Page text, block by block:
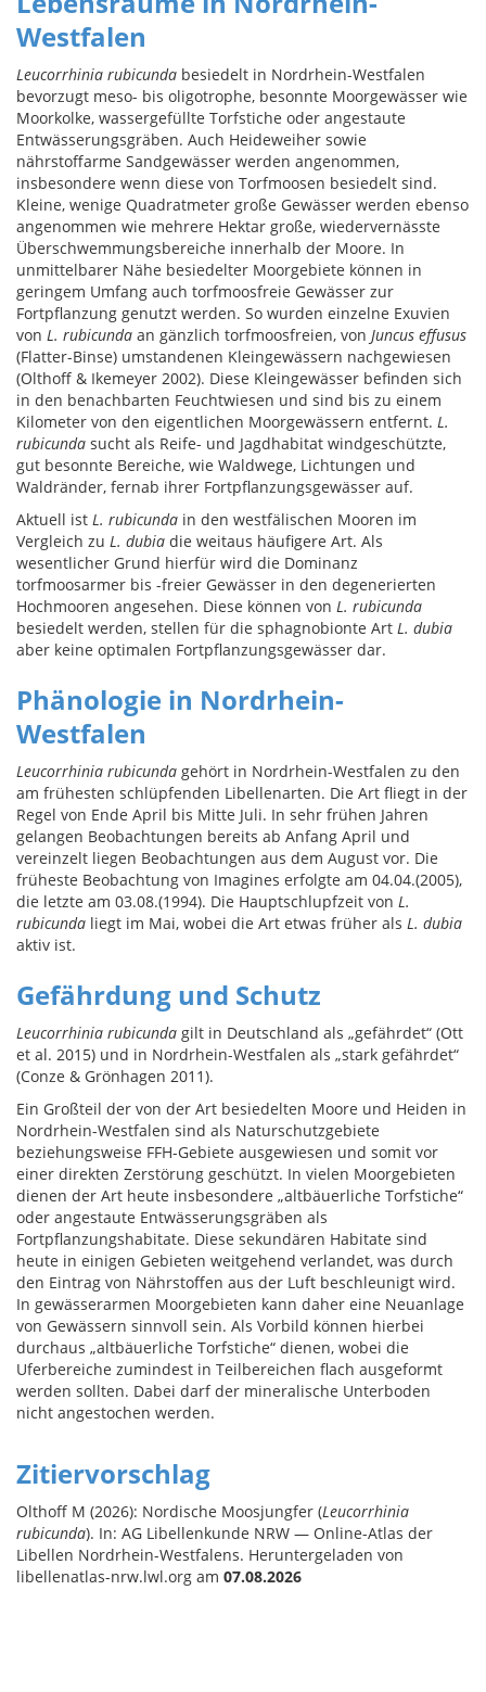
Westfalen
Leucorrhinia rubicunda besiedelt in Nordrhein-Westfalen
bevorzugt meso- bis oligotrophe, besonnte Moorgewässer wie
Moorkolke, wassergefüllte Torfstiche oder angestaute
Entwässerungsgräben. Auch Heideweiher sowie
nährstoffarme Sandgewässer werden angenommen,
insbesondere wenn diese von Torfmoosen besiedelt sind.
Kleine, wenige Quadratmeter große Gewässer werden ebenso
angenommen wie mehrere Hektar große, wiedervernässte
Überschwemmungsbereiche innerhalb der Moore. In
unmittelbarer Nähe besiedelter Moorgebiete können in
geringem Umfang auch torfmoosfreie Gewässer zur
Fortpflanzung genutzt werden. So wurden einzelne Exuvien
von L. rubicunda an gänzlich torfmoosfreien, von Juncus effusus
(Flatter-Binse) umstandenen Kleingewässern nachgewiesen
(Olthoff & Ikemeyer 2002). Diese Kleingewässer befinden sich
in den benachbarten Feuchtwiesen und sind bis zu einem
Kilometer von den eigentlichen Moorgewässern entfernt. L.
rubicunda sucht als Reife- und Jagdhabitat windgeschützte,
gut besonnte Bereiche, wie Waldwege, Lichtungen und
Waldränder, fernab ihrer Fortpflanzungsgewässer auf.
Aktuell ist L. rubicunda in den westfälischen Mooren im
Vergleich zu L. dubia die weitaus häufigere Art. Als
wesentlicher Grund hierfür wird die Dominanz
torfmoosarmer bis -freier Gewässer in den degenerierten
Hochmooren angesehen. Diese können von L. rubicunda
besiedelt werden, stellen für die sphagnobionte Art L. dubia
aber keine optimalen Fortpflanzungsgewässer dar.
Phänologie in Nordrhein-
Westfalen
Leucorrhinia rubicunda gehört in Nordrhein-Westfalen zu den
am frühesten schlüpfenden Libellenarten. Die Art fliegt in der
Regel von Ende April bis Mitte Juli. In sehr frühen Jahren
gelangen Beobachtungen bereits ab Anfang April und
vereinzelt liegen Beobachtungen aus dem August vor. Die
früheste Beobachtung von Imagines erfolgte am 04.04.(2005),
die letzte am 03.08.(1994). Die Hauptschlupfzeit von L.
rubicunda liegt im Mai, wobei die Art etwas früher als L. dubia
aktiv ist.
Gefährdung und Schutz
Leucorrhinia rubicunda gilt in Deutschland als „gefährdet“ (Ott
et al. 2015) und in Nordrhein-Westfalen als „stark gefährdet“
(Conze & Grönhagen 2011).
Ein Großteil der von der Art besiedelten Moore und Heiden in
Nordrhein-Westfalen sind als Naturschutzgebiete
beziehungsweise FFH-Gebiete ausgewiesen und somit vor
einer direkten Zerstörung geschützt. In vielen Moorgebieten
dienen der Art heute insbesondere „altbäuerliche Torfstiche“
oder angestaute Entwässerungsgräben als
Fortpflanzungshabitate. Diese sekundären Habitate sind
heute in einigen Gebieten weitgehend verlandet, was durch
den Eintrag von Nährstoffen aus der Luft beschleunigt wird.
In gewässerarmen Moorgebieten kann daher eine Neuanlage
von Gewässern sinnvoll sein. Als Vorbild können hierbei
durchaus „altbäuerliche Torfstiche“ dienen, wobei die
Uferbereiche zumindest in Teilbereichen flach ausgeformt
werden sollten. Dabei darf der mineralische Unterboden
nicht angestochen werden.
Zitiervorschlag
Olthoff M (2026): Nordische Moosjungfer (Leucorrhinia
rubicunda). In: AG Libellenkunde NRW — Online-Atlas der
Libellen Nordrhein-Westfalens. Heruntergeladen von
libellenatlas-nrw.lwl.org am 07.08.2026